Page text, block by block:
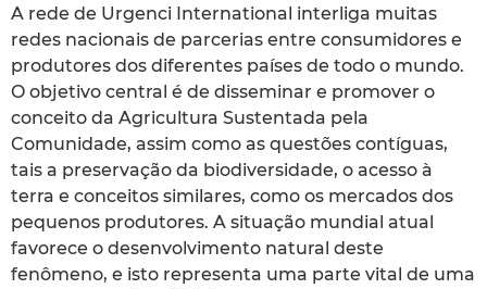
A rede de Urgenci International interliga muitas
redes nacionais de parcerias entre consumidores e
produtores dos diferentes países de todo o mundo.
O objetivo central é de disseminar e promover o
conceito da Agricultura Sustentada pela
Comunidade, assim como as questões contíguas,
tais a preservação da biodiversidade, o acesso à
terra e conceitos similares, como os mercados dos
pequenos produtores. A situação mundial atual
favorece o desenvolvimento natural deste
fenômeno, e isto representa uma parte vital de uma